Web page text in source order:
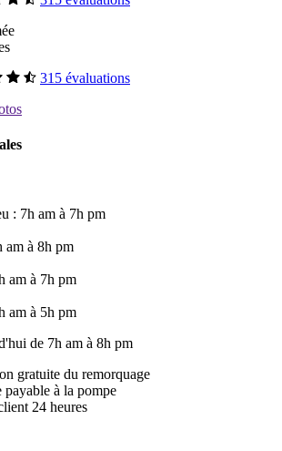
315 évaluations
: 7h am à 7h pm
am à 8h pm
am à 7h pm
am à 5h pm
de 7h am à 8h pm
gratuite du remorquage
payable à la pompe
24 heures